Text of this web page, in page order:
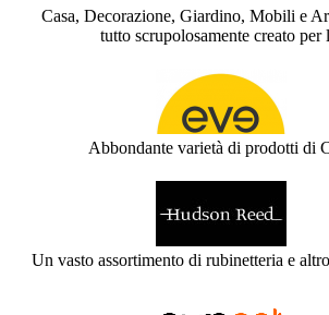
Casa, Decorazione, Giardino, Mobili e
tutto scrupolosamente creato per
Abbondante varietà di prodotti di
Un vasto assortimento di rubinetteria e